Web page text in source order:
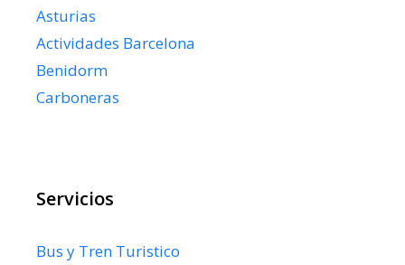
Asturias
Actividades Barcelona
Benidorm
Carboneras
Servicios
Bus y Tren Turistico